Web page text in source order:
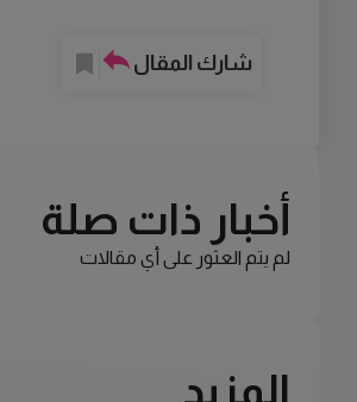
شارك المقال
أخبار ذات صلة
لم يتم العثور على أي مقالات
المزيد